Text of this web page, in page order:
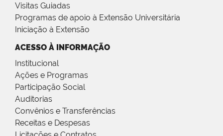
Visitas Guiadas
Programas de apoio à Extensão Universitária
Iniciação à Extensão
ACESSO À INFORMAÇÃO
Institucional
Ações e Programas
Participação Social
Auditorias
Convênios e Transferências
Receitas e Despesas